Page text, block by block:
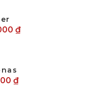
₫
₫